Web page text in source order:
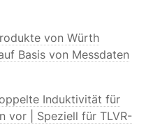
von Würth
Basis von Messdaten
Induktivität für
vor | Speziell für TLVR-